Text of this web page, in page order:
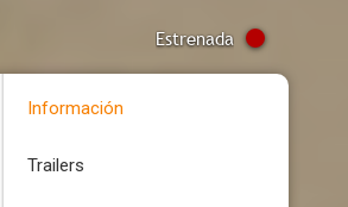
Estrenada
Información
Trailers